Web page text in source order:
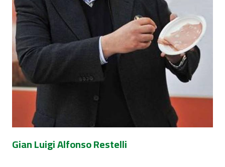
Gian Luigi Alfonso Restelli